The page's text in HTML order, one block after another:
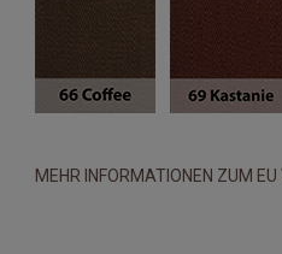
MEHR INFORMATIONEN ZUM